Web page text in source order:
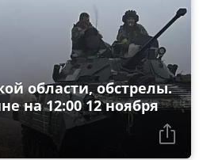
области, обстрелы.
на 12:00 12 ноября